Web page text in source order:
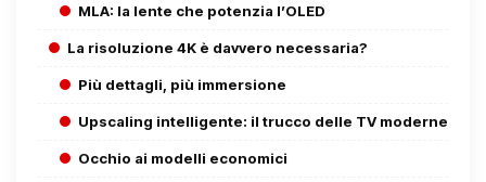
MLA: la lente che potenzia l’OLED
La risoluzione 4K è davvero necessaria?
Più dettagli, più immersione
Upscaling intelligente: il trucco delle TV moderne
Occhio ai modelli economici